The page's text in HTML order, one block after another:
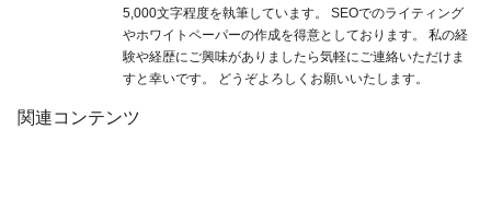
5,000文字程度を執筆しています。 SEOでのライティング
やホワイトペーパーの作成を得意としております。 私の経
験や経歴にご興味がありましたら気軽にご連絡いただけま
すと幸いです。 どうぞよろしくお願いいたします。
関連コンテンツ